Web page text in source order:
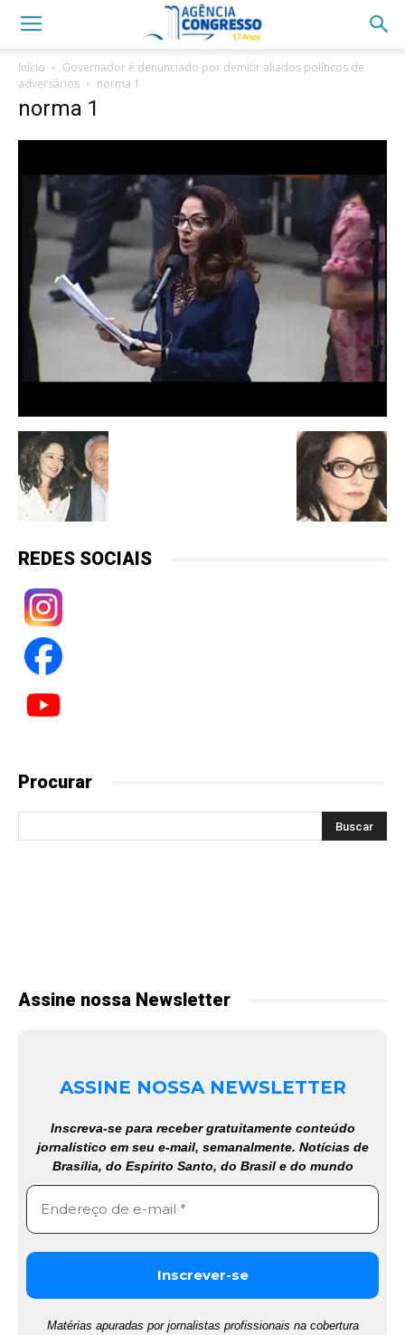
Início
Governador é denunciado por demitir aliados políticos de
adversários
norma 1
norma 1
REDES SOCIAIS
Procurar
Assine nossa Newsletter
ASSINE NOSSA NEWSLETTER
Inscreva-se para receber gratuitamente conteúdo
jornalístico em seu e-mail, semanalmente. Notícias de
Brasília, do Espírito Santo, do Brasil e do mundo
Matérias apuradas por jornalistas profissionais na cobertura